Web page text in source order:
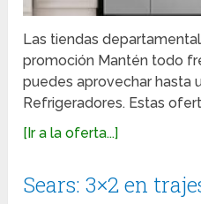
Las tiendas
promoción Mantén todo
puedes aprovechar hasta
Refrigeradores. Estas
[Ir a la oferta...]
Sears: 3×2 en